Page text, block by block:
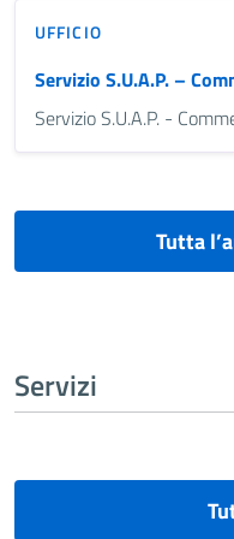
UFFICIO
Servizio S.U.A.P. –
Servizio S.U.A.P. -
Tutta
Servizi